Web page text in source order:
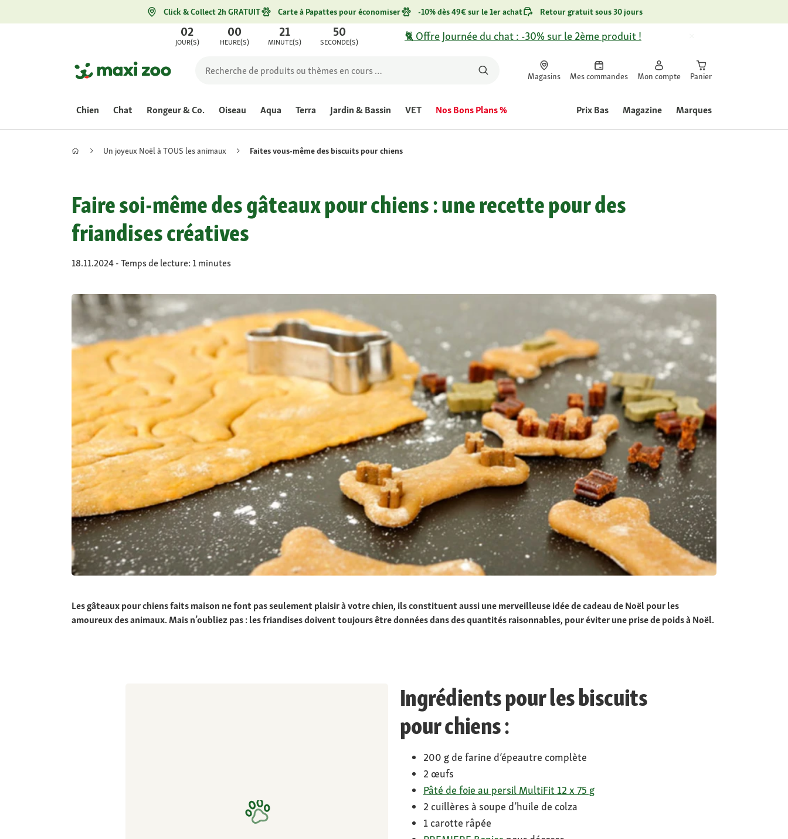
Click & Collect 2h GRATUIT Carte à Papattes pour économiser -10% dès 49€ sur le 1er achat Retour gratuit sous 30 jours
02
JOUR(S)
00
HEURE(S)
21
MINUTE(S)
50
SECONDE(S) 🐈 Offre Journée du chat : -30% sur le 2ème produit !
Magasins Mes commandes Mon compte Panier
Chien Chat Rongeur & Co. Oiseau Aqua Terra Jardin & Bassin VET Nos Bons Plans % Prix Bas Magazine Marques
Un joyeux Noël à TOUS les animaux Faites vous-même des biscuits pour chiens
Faire soi-même des gâteaux pour chiens : une recette pour des
friandises créatives
18.11.2024 - Temps de lecture: 1 minutes
Les gâteaux pour chiens faits maison ne font pas seulement plaisir à votre chien, ils constituent aussi une merveilleuse idée de cadeau de Noël pour les
amoureux des animaux. Mais n’oubliez pas : les friandises doivent toujours être données dans des quantités raisonnables, pour éviter une prise de poids à Noël.
Ingrédients pour les biscuits
pour chiens :
200 g de farine d’épeautre complète
2 œufs
Pâté de foie au persil MultiFit 12 x 75 g
2 cuillères à soupe d’huile de colza
1 carotte râpée